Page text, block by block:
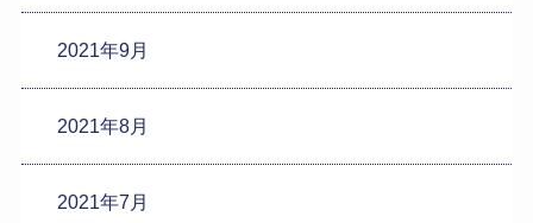
2021年9月
2021年8月
2021年7月